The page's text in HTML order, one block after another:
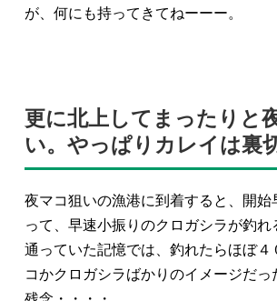
が、何にも持ってきてねーーー。
更に北上してまったりと
い。やっぱりカレイは裏
夜マコ狙いの漁港に到着すると、開始
って、早速小振りのクロガシラが釣れ
通っていた記憶では、釣れたらほぼ４
コかクロガシラばかりのイメージだっ